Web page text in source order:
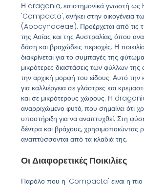
Η dragonia, επιστημονικά γνωστή
'Compacta', ανήκει στην οικογένεια
(Apocynaceae). Προέρχεται από τις
της Ασίας και της Αυστραλίας, όπου
δάση και βραχώδεις περιοχές. Η
διακρίνεται για το συμπαγές της φύτωμα
μικρότερες διαστάσεις των φύλλων της
την αρχική μορφή του είδους. Αυτό την
για καλλιέργεια σε γλάστρες και
και σε μικρότερους χώρους. Η
αναρριχώμενο φυτό, που σημαίνει ότι
υποστήριξη για να αναπτυχθεί. Στη
δέντρα και βράχους, χρησιμοποιώντας
αναπτύσσονται από τα κλαδιά της.
Οι Διαφορετικές Ποικιλίες
Παρόλο που η 'Compacta' είναι η πιο